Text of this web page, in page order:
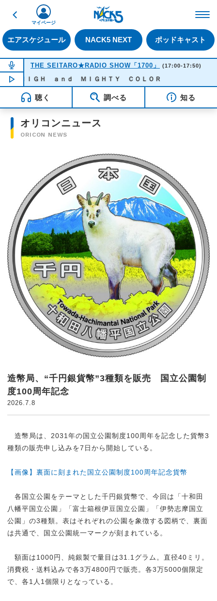
戻る
エアスケジュール NACK5 NEXT ポッドキャスト
マイページ
NOW ON AIR
THE SEITARO★RADIO SHOW「1700」 (17:00-17:50)
NOW PLAYING 16:31
- ＨＩＧＨ ａｎｄ ＭＩＧＨＴＹ ＣＯＬＯＲ
聴く 調べる 知る
オリコンニュース
ORICON NEWS
造幣局、“千円銀貨幣”3種類を販売 国立公園制
度100周年記念
2026.7.8
造幣局は、2031年の国立公園制度100周年を記念した貨幣3
種類の販売申し込みを7日から開始している。
【画像】裏面に刻まれた国立公園制度100周年記念貨幣
各国立公園をテーマとした千円銀貨幣で、今回は「十和田
八幡平国立公園」「富士箱根伊豆国立公園」「伊勢志摩国立
公園」の3種類。表はそれぞれの公園を象徴する図柄で、裏面
は共通で、国立公園統一マークが刻まれている。
額面は1000円、純銀製で量目は31.1グラム。直径40ミリ。
消費税・送料込みで各3万4800円で販売。各3万5000個限定
で、各1人1個限りとなっている。